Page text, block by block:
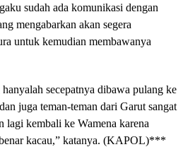
sudah ada komunikasi dengan
mengabarkan akan segera
untuk kemudian membawanya
secepatnya dibawa pulang ke
juga teman-teman dari Garut sangat
lagi kembali ke Wamena karena
kacau,” katanya. (KAPOL)***